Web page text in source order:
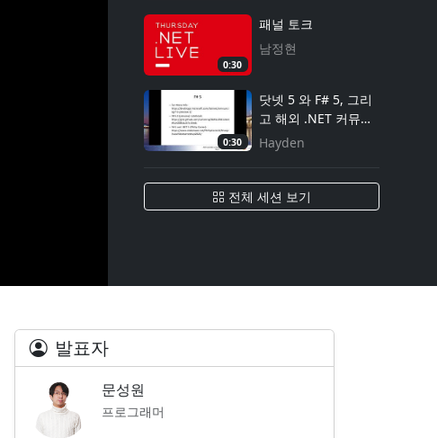
0:30
패널 토크
남정현
0:30
닷넷 5 와 F# 5, 그리
고 해외 .NET 커뮤니
티
Hayden
전체 세션 보기
발표자
문성원
프로그래머